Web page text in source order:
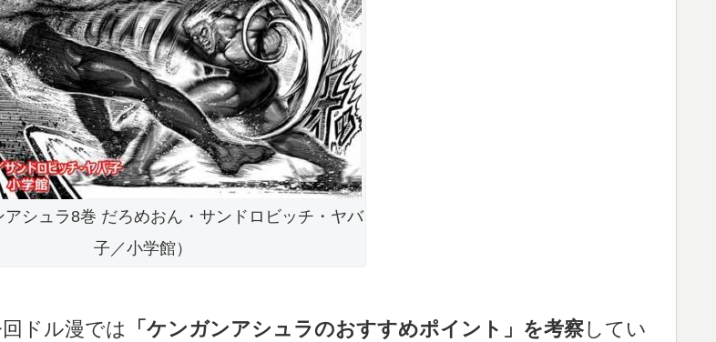
アシュラ8巻 だろめおん・サンドロビッチ・ヤバ
子／小学館）
ドル漫では 「ケンガンアシュラのおすすめポイント」を考察してい